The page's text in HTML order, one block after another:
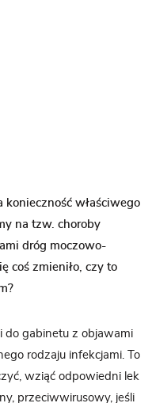
konieczność właściwego
na tzw. choroby
dróg moczowo-
coś zmieniło, czy to
do gabinetu z objawami
rodzaju infekcjami. To
wziąć odpowiedni lek
przeciwwirusowy, jeśli